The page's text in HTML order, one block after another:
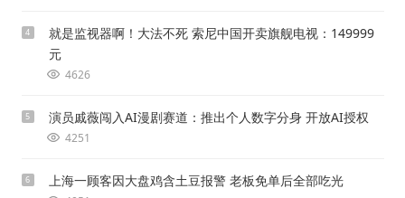
4
就是监视器啊！大法不死 索尼中国开卖旗舰电视：149999
元
4626
5 演员戚薇闯入AI漫剧赛道：推出个人数字分身 开放AI授权
4251
6 上海一顾客因大盘鸡含土豆报警 老板免单后全部吃光